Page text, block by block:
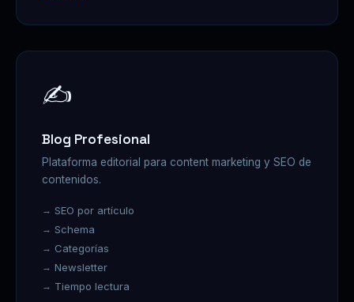
✍️
Blog Profesional
Plataforma editorial para content marketing y SEO de
contenidos.
SEO por artículo
Schema
Categorías
Newsletter
Tiempo lectura